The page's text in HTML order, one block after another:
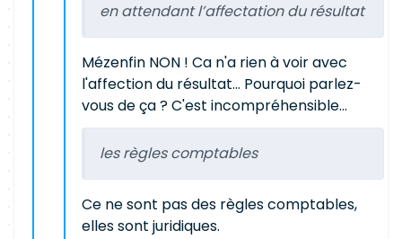
en attendant l’affectation du résultat
Mézenfin NON ! Ca n'a rien à voir avec
l'affection du résultat... Pourquoi parlez-
vous de ça ? C'est incompréhensible...
les règles comptables
Ce ne sont pas des règles comptables,
elles sont juridiques.